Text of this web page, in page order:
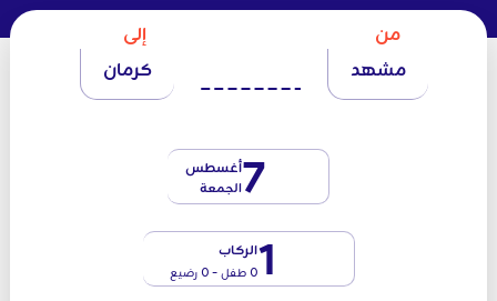
من
مشهد
إلى
كرمان
7أغسطس
الجمعة
1الركاب
0 طفل - 0 رضيع